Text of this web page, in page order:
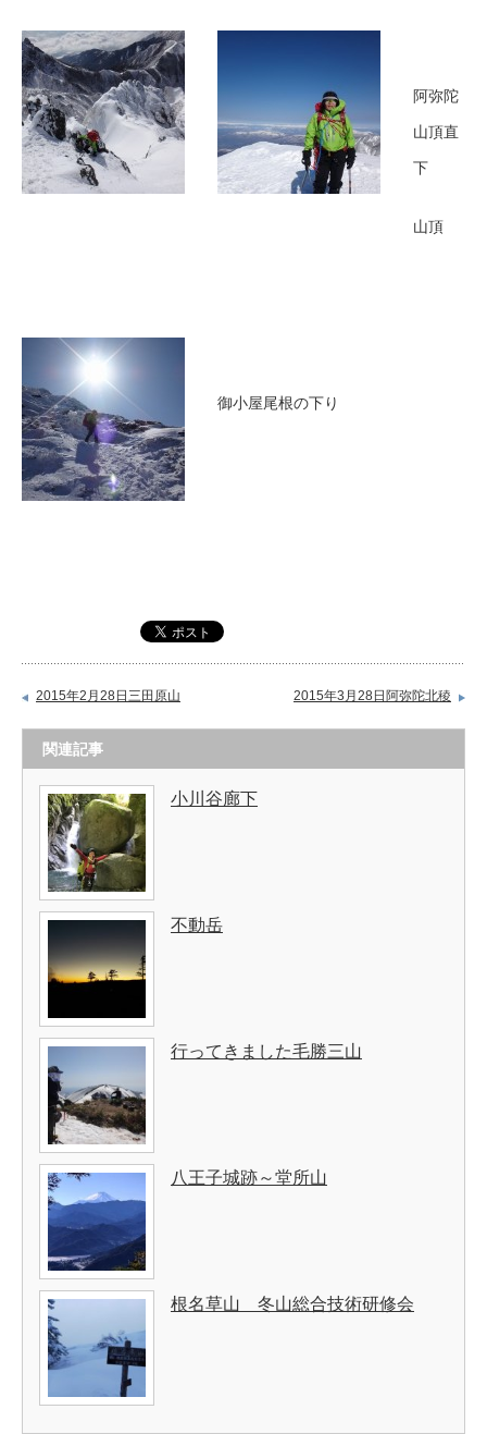
阿弥陀
山頂直
下
山頂
御小屋尾根の下り
2015年2月28日三田原山 2015年3月28日阿弥陀北稜
関連記事
小川谷廊下
不動岳
行ってきました毛勝三山
八王子城跡～堂所山
根名草山 冬山総合技術研修会